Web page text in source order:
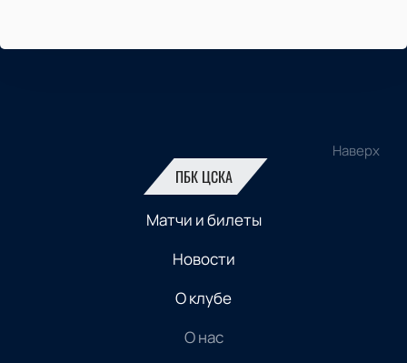
Наверх
ПБК ЦСКА
Матчи и билеты
Новости
О клубе
О нас